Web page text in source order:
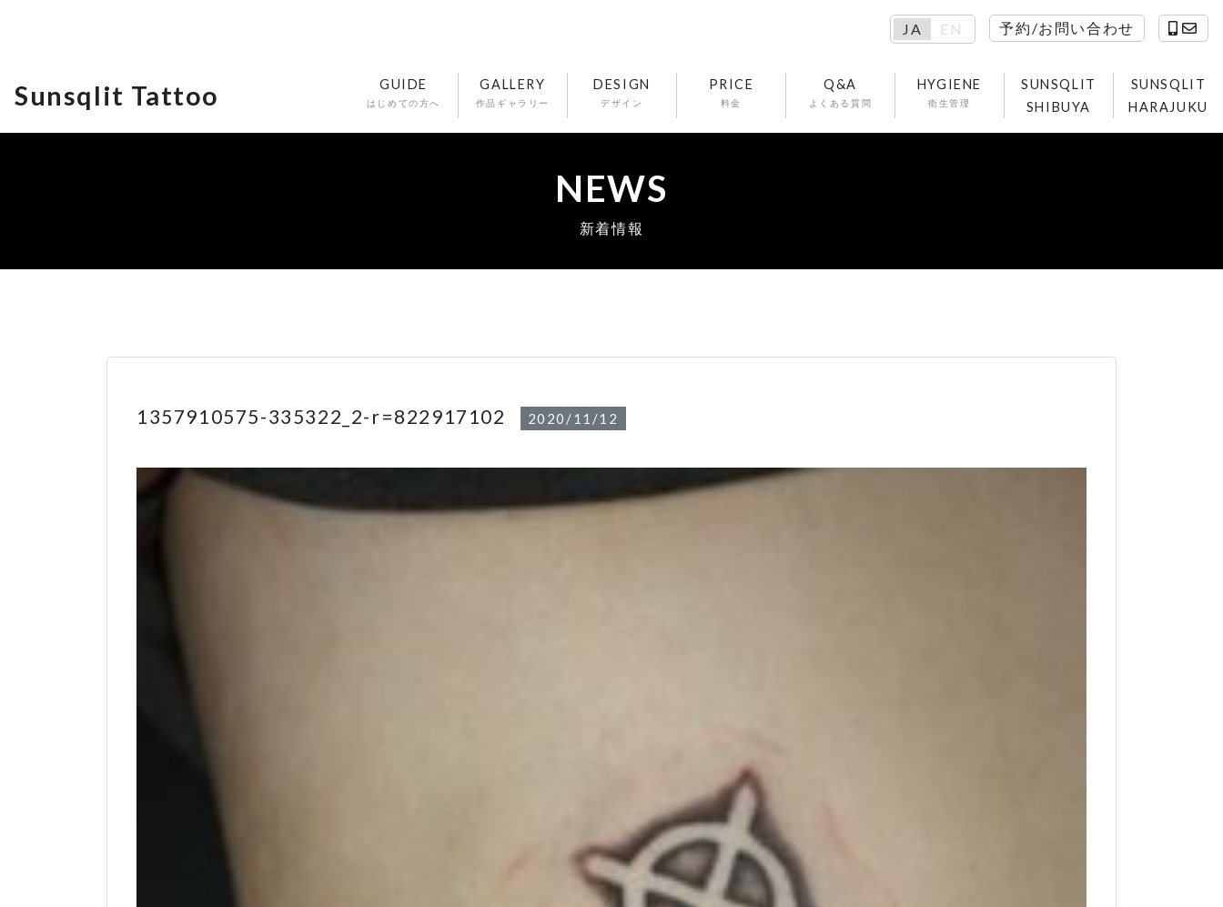
JA EN 予約/お問い合わせ
Sunsqlit Tattoo GUIDE
はじめての方へ
GALLERY
作品ギャラリー
DESIGN
デザイン
PRICE
料金
Q&A
よくある質問
HYGIENE
衛生管理
SUNSQLIT
SHIBUYA
SUNSQLIT
HARAJUKU
NEWS
新着情報
1357910575-335322_2-r=822917102 2020/11/12